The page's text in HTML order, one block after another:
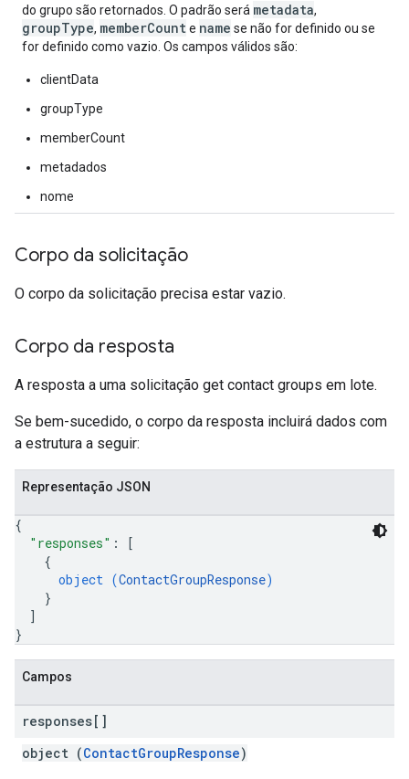
do grupo são retornados. O padrão será metadata,
groupType, memberCounte name se não for definido ou se
for definido como vazio. Os campos válidos são:
clientData
groupType
memberCount
metadados
nome
Corpo da solicitação
O corpo da solicitação precisa estar vazio.
Corpo da resposta
A resposta a uma solicitação get contact groups em lote.
Se bem-sucedido, o corpo da resposta incluirá dados com
a estrutura a seguir:
Representação JSON
{
"responses" :
[
{
object (ContactGroupResponse)
}
]
}
Campos
responses[]
object (ContactGroupResponse)